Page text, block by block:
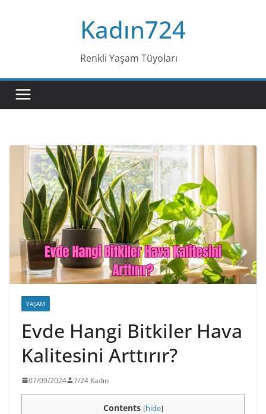
Kadın724
Renkli Yaşam Tüyoları
YAŞAM
Evde Hangi Bitkiler Hava
Kalitesini Arttırır?
07/09/2024 7/24 Kadın
Contents [hide]